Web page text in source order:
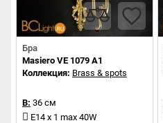
Бра
Masiero VE 1079 A1
Коллекция: Brass & spots
В: 36 см
E14 x 1 max 40W